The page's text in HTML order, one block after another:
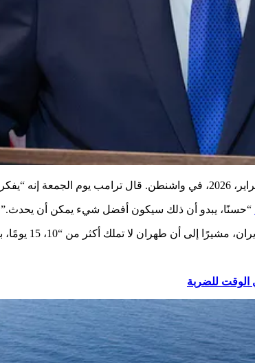
“حسنًا، يبدو أن ذلك سيكون أفضل شيء يمكن أن يحدث.”
لا تملك أكثر من “10، 15 يومًا، بشكل رئيسي الحد الأقصى” للتوصل إلى اتفاق.